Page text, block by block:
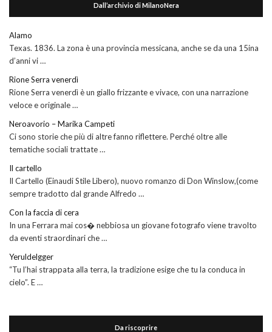
Dall’archivio di MilanoNera
Alamo
Texas. 1836. La zona è una provincia messicana, anche se da una 15ina
d’anni vi …
Rione Serra venerdì
Rione Serra venerdì è un giallo frizzante e vivace, con una narrazione
veloce e originale …
Neroavorio – Marika Campeti
Ci sono storie che più di altre fanno riflettere. Perché oltre alle
tematiche sociali trattate …
Il cartello
Il Cartello (Einaudi Stile Libero), nuovo romanzo di Don Winslow,(come
sempre tradotto dal grande Alfredo …
Con la faccia di cera
In una Ferrara mai cos� nebbiosa un giovane fotografo viene travolto
da eventi straordinari che …
Yeruldelgger
“Tu l’hai strappata alla terra, la tradizione esige che tu la conduca in
cielo”. E …
Da riscoprire